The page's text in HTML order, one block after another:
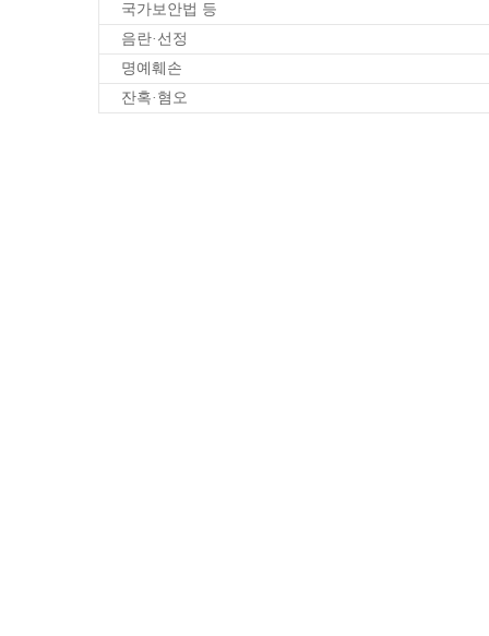
국가보안법 등
음란·선정
명예훼손
잔혹·혐오